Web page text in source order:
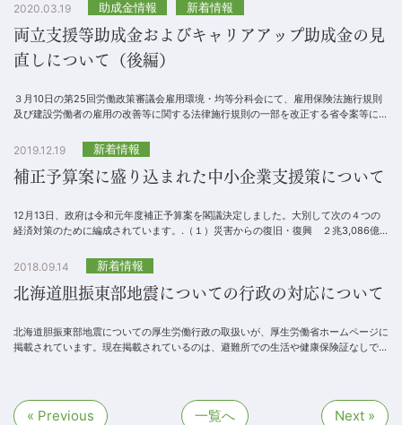
2020.03.19 助成金情報 新着情報
両立支援等助成金およびキャリアアップ助成金の見
直しについて（後編）
３月10日の第25回労働政策審議会雇用環境・均等分科会にて、雇用保険法施行規則
及び建設労働者の雇用の改善等に関する法律施行規則の一部を改正する省令案等につ
2019.12.19 新着情報
補正予算案に盛り込まれた中小企業支援策について
12月13日、政府は令和元年度補正予算案を閣議決定しました。大別して次の４つの
経済対策のために編成されています。.（１）災害からの復旧・復興 ２兆3,086億
2018.09.14 新着情報
北海道胆振東部地震についての行政の対応について
北海道胆振東部地震についての厚生労働行政の取扱いが、厚生労働省ホームページに
掲載されています。現在掲載されているのは、避難所での生活や健康保険証なしでの
« Previous 一覧へ Next »